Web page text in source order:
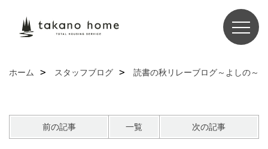
ホーム スタッフブログ 読書の秋リレーブログ～よしの～
前の記事 一覧 次の記事